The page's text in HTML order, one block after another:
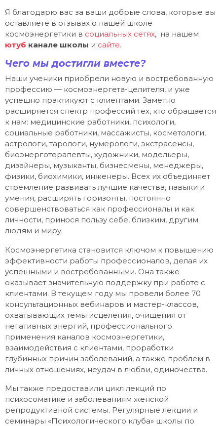
Я благодарю вас за ваши добрые слова, которые вы
оставляете в отзывах о нашей школе
космоэнергетики в социальных сетях, на нашем
ютуб канале школы и сайте.
Чего мы достигли вместе?
Наши ученики приобрели новую и востребованную
профессию — космоэнергета-целителя, и уже
успешно практикуют с клиентами. Заметно
расширяется спектр профессий тех, кто обращается
к нам: медицинские работники, психологи,
социальные работники, массажисты, косметологи,
астрологи, тарологи, нумерологи, экстрасенсы,
биоэнерготерапевты, художники, модельеры,
дизайнеры, музыканты, бизнесмены, менеджеры,
физики, биохимики, инженеры. Всех их объединяет
стремление развивать лучшие качества, навыки и
умения, расширять горизонты, постоянно
совершенствоваться как профессионалы и как
личности, принося пользу себе, близким, другим
людям и миру.
Космоэнергетика становится ключом к повышению
эффективности работы профессионалов, делая их
успешными и востребованными. Она также
оказывает значительную поддержку при работе с
клиентами. В текущем году мы провели более 70
консультационных вебинаров и мастер-классов,
охватывающих темы исцеления, очищения от
негативных энергий, профессионального
применения каналов космоэнергетики,
взаимодействия с клиентами, проработки
глубинных причин заболеваний, а также проблем в
личных отношениях, неудач в любви, одиночества.
Мы также предоставили цикл лекций по
психосоматике и заболеваниям женской
репродуктивной системы. Регулярные лекции и
семинары «Психологического клуба» школы по